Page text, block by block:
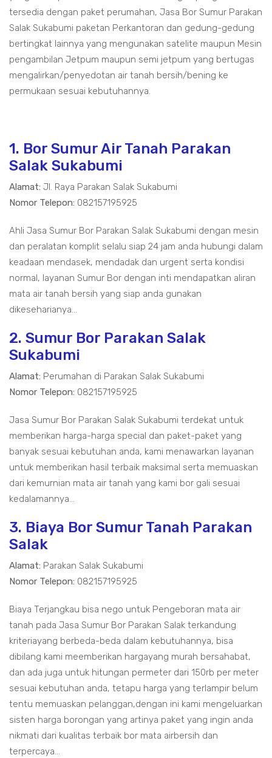
tersedia dengan paket perumahan, Jasa Bor Sumur Parakan
Salak Sukabumi paketan Perkantoran dan gedung-gedung
bertingkat lainnya yang mengunakan satelite maupun Mesin
pengambilan Jetpum maupun semi jetpum yang bertugas
mengalirkan/penyedotan air tanah bersih/bening ke
permukaan sesuai kebutuhannya.
1. Bor Sumur Air Tanah Parakan
Salak Sukabumi
Alamat: Jl. Raya Parakan Salak Sukabumi
Nomor Telepon: 082157195925
Ahli Jasa Sumur Bor Parakan Salak Sukabumi dengan mesin
dan peralatan komplit selalu siap 24 jam anda hubungi dalam
keadaan mendasek, mendadak dan urgent serta kondisi
normal, layanan Sumur Bor dengan inti mendapatkan aliran
mata air tanah bersih yang siap anda gunakan
dikeseharianya...
2. Sumur Bor Parakan Salak
Sukabumi
Alamat: Perumahan di Parakan Salak Sukabumi
Nomor Telepon: 082157195925
Jasa Sumur Bor Parakan Salak Sukabumi terdekat untuk
memberikan harga-harga special dan paket-paket yang
banyak sesuai kebutuhan anda, kami menawarkan layanan
untuk memberikan hasil terbaik maksimal serta memuaskan
dari kemurnian mata air tanah yang kami bor gali sesuai
kedalamannya...
3. Biaya Bor Sumur Tanah Parakan
Salak
Alamat: Parakan Salak Sukabumi
Nomor Telepon: 082157195925
Biaya Terjangkau bisa nego untuk Pengeboran mata air
tanah pada Jasa Sumur Bor Parakan Salak terkandung
kriteriayang berbeda-beda dalam kebutuhannya, bisa
dibilang kami meemberikan hargayang murah bersahabat,
dan ada juga untuk hitungan permeter dari 150rb per meter
sesuai kebutuhan anda, tetapu harga yang terlampir belum
tentu memuaskan pelanggan,dengan ini kami mengeluarkan
sisten harga borongan yang artinya paket yang ingin anda
nikmati dari kualitas terbaik bor mata airbersih dan
terpercaya...